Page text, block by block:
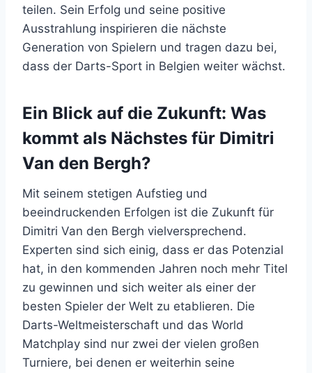
teilen. Sein Erfolg und seine positive
Ausstrahlung inspirieren die nächste
Generation von Spielern und tragen dazu bei,
dass der Darts-Sport in Belgien weiter wächst.
Ein Blick auf die Zukunft: Was
kommt als Nächstes für Dimitri
Van den Bergh?
Mit seinem stetigen Aufstieg und
beeindruckenden Erfolgen ist die Zukunft für
Dimitri Van den Bergh vielversprechend.
Experten sind sich einig, dass er das Potenzial
hat, in den kommenden Jahren noch mehr Titel
zu gewinnen und sich weiter als einer der
besten Spieler der Welt zu etablieren. Die
Darts-Weltmeisterschaft und das World
Matchplay sind nur zwei der vielen großen
Turniere, bei denen er weiterhin seine